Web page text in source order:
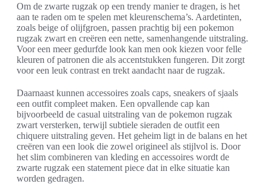
Om de zwarte rugzak op een trendy manier te dragen, is het
aan te raden om te spelen met kleurenschema’s. Aardetinten,
zoals beige of olijfgroen, passen prachtig bij een pokemon
rugzak zwart en creëren een nette, samenhangende uitstraling.
Voor een meer gedurfde look kan men ook kiezen voor felle
kleuren of patronen die als accentstukken fungeren. Dit zorgt
voor een leuk contrast en trekt aandacht naar de rugzak.
Daarnaast kunnen accessoires zoals caps, sneakers of sjaals
een outfit compleet maken. Een opvallende cap kan
bijvoorbeeld de casual uitstraling van de pokemon rugzak
zwart versterken, terwijl subtiele sieraden de outfit een
chiquere uitstraling geven. Het geheim ligt in de balans en het
creëren van een look die zowel origineel als stijlvol is. Door
het slim combineren van kleding en accessoires wordt de
zwarte rugzak een statement piece dat in elke situatie kan
worden gedragen.